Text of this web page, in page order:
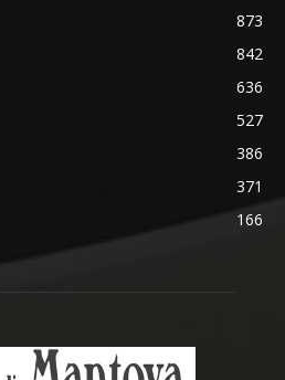
873
842
636
527
386
371
166